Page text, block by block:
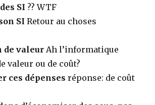
SI ?? WTF
SI Retour au choses
de valeur Ah l’informatique
valeur ou de coût?
ces dépenses réponse: de coût